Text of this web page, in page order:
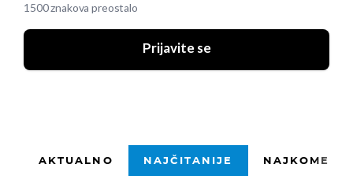
1500 znakova preostalo
Prijavite se
AKTUALNO NAJČITANIJE